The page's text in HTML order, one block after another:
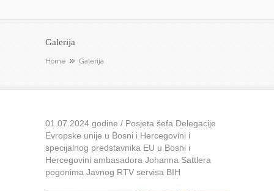
Galerija
Home Galerija
01.07.2024.godine / Posjeta šefa Delegacije
Evropske unije u Bosni i Hercegovini i
specijalnog predstavnika EU u Bosni i
Hercegovini ambasadora Johanna Sattlera
pogonima Javnog RTV servisa BIH